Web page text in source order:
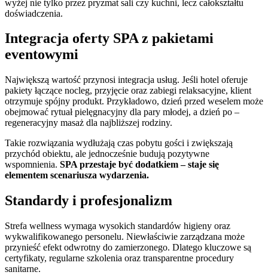
wyżej nie tylko przez pryzmat sali czy kuchni, lecz całokształtu
doświadczenia.
Integracja oferty SPA z pakietami
eventowymi
Największą wartość przynosi integracja usług. Jeśli hotel oferuje
pakiety łączące nocleg, przyjęcie oraz zabiegi relaksacyjne, klient
otrzymuje spójny produkt. Przykładowo, dzień przed weselem może
obejmować rytuał pielęgnacyjny dla pary młodej, a dzień po –
regeneracyjny masaż dla najbliższej rodziny.
Takie rozwiązania wydłużają czas pobytu gości i zwiększają
przychód obiektu, ale jednocześnie budują pozytywne
wspomnienia. SPA przestaje być dodatkiem – staje się
elementem scenariusza wydarzenia.
Standardy i profesjonalizm
Strefa wellness wymaga wysokich standardów higieny oraz
wykwalifikowanego personelu. Niewłaściwie zarządzana może
przynieść efekt odwrotny do zamierzonego. Dlatego kluczowe są
certyfikaty, regularne szkolenia oraz transparentne procedury
sanitarne.